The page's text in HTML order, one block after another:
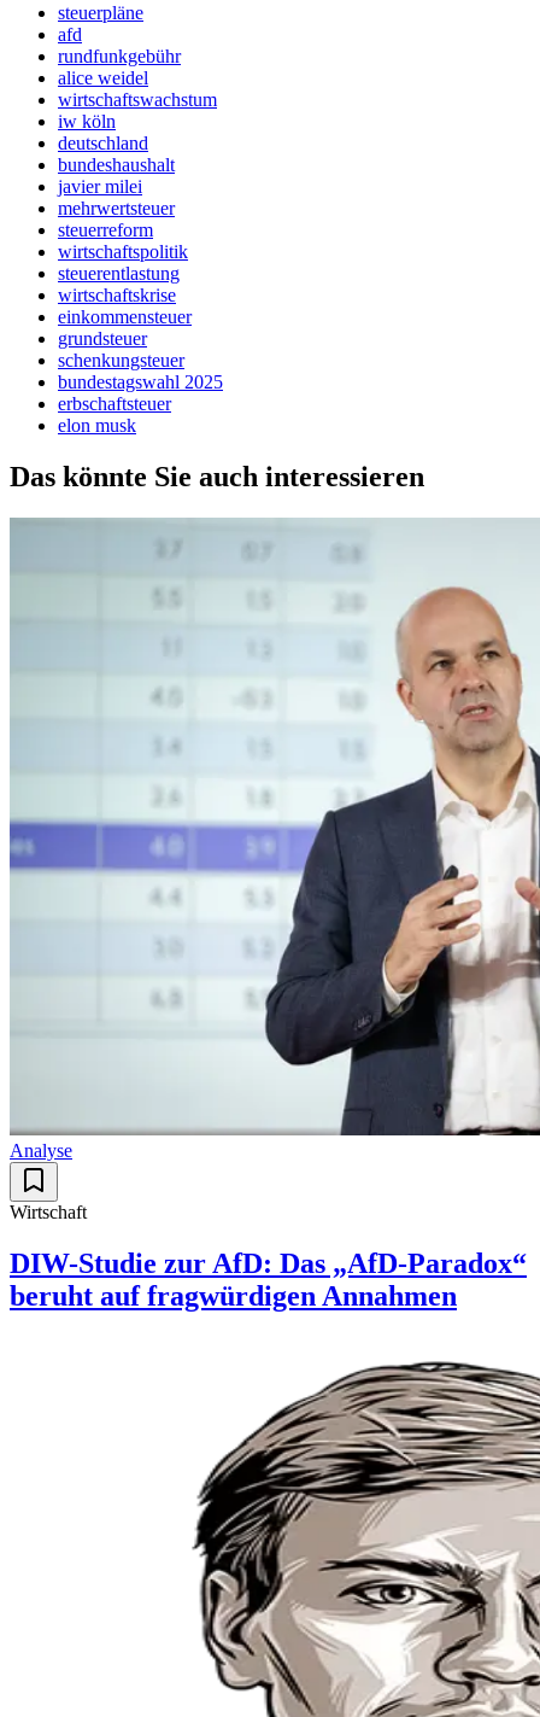
steuerpläne
afd
rundfunkgebühr
alice weidel
wirtschaftswachstum
iw köln
deutschland
bundeshaushalt
javier milei
mehrwertsteuer
steuerreform
wirtschaftspolitik
steuerentlastung
wirtschaftskrise
einkommensteuer
grundsteuer
schenkungsteuer
bundestagswahl 2025
erbschaftsteuer
elon musk
Das könnte Sie auch interessieren
Analyse
Wirtschaft
DIW-Studie zur AfD: Das „AfD-Paradox“
beruht auf fragwürdigen Annahmen